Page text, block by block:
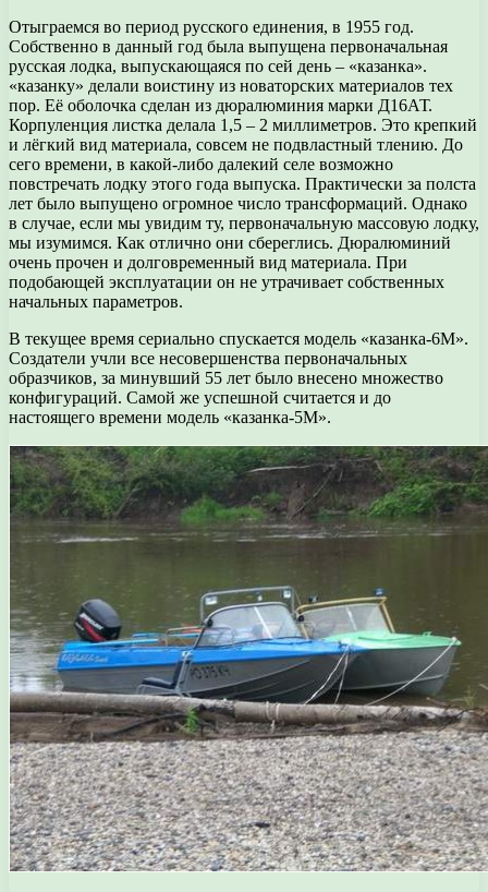
Отыграемся во период русского единения, в 1955 год.
Собственно в данный год была выпущена первоначальная
русская лодка, выпускающаяся по сей день – «казанка».
«казанку» делали воистину из новаторских материалов тех
пор. Её оболочка сделан из дюралюминия марки Д16АТ.
Корпуленция листка делала 1,5 – 2 миллиметров. Это крепкий
и лёгкий вид материала, совсем не подвластный тлению. До
сего времени, в какой-либо далекий селе возможно
повстречать лодку этого года выпуска. Практически за полста
лет было выпущено огромное число трансформаций. Однако
в случае, если мы увидим ту, первоначальную массовую лодку,
мы изумимся. Как отлично они сбереглись. Дюралюминий
очень прочен и долговременный вид материала. При
подобающей эксплуатации он не утрачивает собственных
начальных параметров.
В текущее время сериально спускается модель «казанка-6М».
Создатели учли все несовершенства первоначальных
образчиков, за минувший 55 лет было внесено множество
конфигураций. Самой же успешной считается и до
настоящего времени модель «казанка-5М».